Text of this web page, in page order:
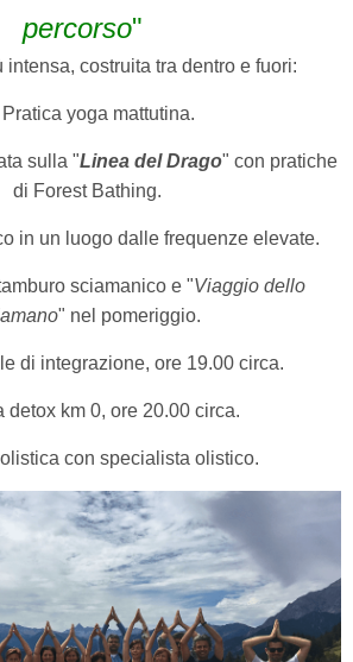
percorso"
intensa, costruita tra dentro e fuori:
Pratica yoga mattutina.
sulla "Linea del Drago" con pratiche
di Forest Bathing.
in un luogo dalle frequenze elevate.
sciamanico e "Viaggio dello
" nel pomeriggio.
di integrazione, ore 19.00 circa.
detox km 0, ore 20.00 circa.
con specialista olistico.